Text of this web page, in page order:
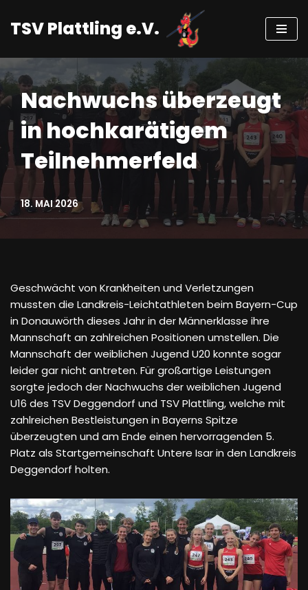
Zum
TSV Plattling e.V.
Nachwuchs überzeugt
in hochkarätigem
Teilnehmerfeld
18. MAI 2026
Geschwächt von Krankheiten und Verletzungen
mussten die Landkreis-Leichtathleten beim Bayern-Cup
in Donauwörth dieses Jahr in der Männerklasse ihre
Mannschaft an zahlreichen Positionen umstellen. Die
Mannschaft der weiblichen Jugend U20 konnte sogar
leider gar nicht antreten. Für großartige Leistungen
sorgte jedoch der Nachwuchs der weiblichen Jugend
U16 des TSV Deggendorf und TSV Plattling, welche mit
zahlreichen Bestleistungen in Bayerns Spitze
überzeugten und am Ende einen hervorragenden 5.
Platz als Startgemeinschaft Untere Isar in den Landkreis
Deggendorf holten.